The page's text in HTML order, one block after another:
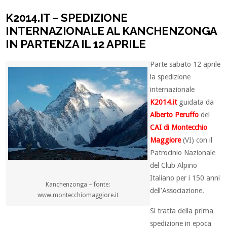
K2014.IT – SPEDIZIONE
INTERNAZIONALE AL KANCHENZONGA
IN PARTENZA IL 12 APRILE
Kanchenzonga – fonte:
www.montecchiomaggiore.it
Parte sabato 12 aprile
la spedizione
internazionale
K2014.itguidata da
Alberto Peruffo del
CAI di Montecchio
Maggiore(VI) con il
Patrocinio Nazionale
del Club Alpino
Italiano per i 150 anni
dell’Associazione.
Si tratta della prima
spedizione in epoca